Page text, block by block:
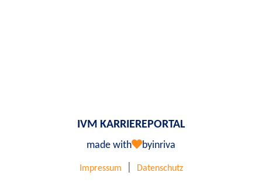
IVM KARRIEREPORTAL
made with byinriva
Impressum Datenschutz